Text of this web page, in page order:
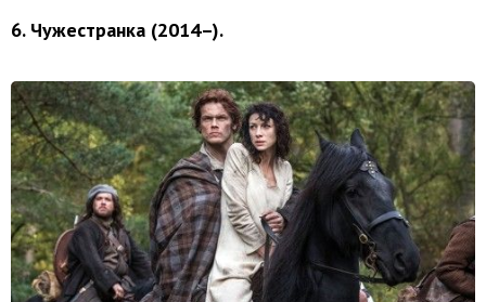
6. Чужестранка (2014–).